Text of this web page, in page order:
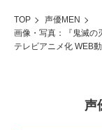
TOP
声優MEN
画像・写真：『鬼滅の
テレビアニメ化 WEB
声